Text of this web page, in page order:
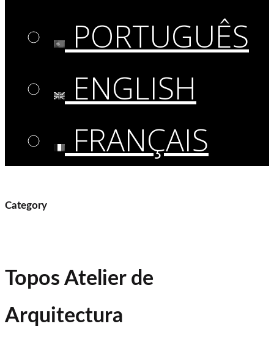
PORTUGUÊS
ENGLISH
FRANÇAIS
Category
Topos Atelier de
Arquitectura